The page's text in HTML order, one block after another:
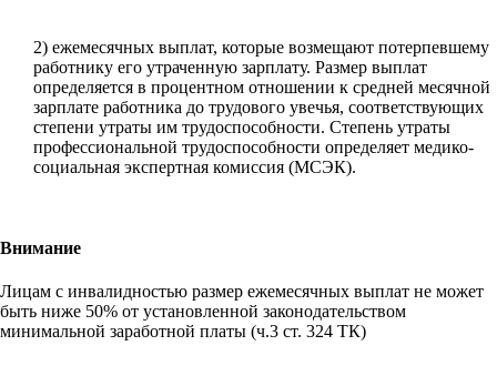
2) ежемесячных выплат, которые возмещают потерпевшему
работнику его утраченную зарплату. Размер выплат
определяется в процентном отношении к средней месячной
зарплате работника до трудового увечья, соответствующих
степени утраты им трудоспособности. Степень утраты
профессиональной трудоспособности определяет медико-
социальная экспертная комиссия (МСЭК).
Внимание
Лицам с инвалидностью размер ежемесячных выплат не может
быть ниже 50% от установленной законодательством
минимальной заработной платы (ч.3 ст. 324 ТК)